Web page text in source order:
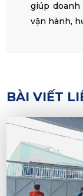
giúp
vận hành,
BÀI VIẾT